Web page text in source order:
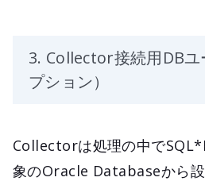
3. Collector接続用DBユ
プション）
Collectorは処理の中で
象のOracle Databaseから